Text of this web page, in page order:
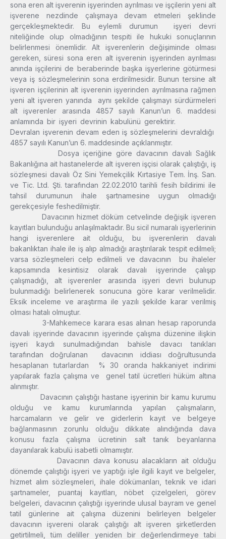
sona eren alt işverenin işyerinden ayrılması ve işçilerin yeni alt
işverene nezdinde çalışmaya devam etmeleri şeklinde
gerçekleşmektedir. Bu eylemli durumun işyeri devri
niteliğinde olup olmadığının tespiti ile hukuki sonuçlarının
belirlenmesi önemlidir. Alt işverenlerin değişiminde olması
gereken, süresi sona eren alt işverenin işyerinden ayrılması
anında işçilerini de beraberinde başka işyerlerine götürmesi
veya iş sözleşmelerinin sona erdirilmesidir. Bunun tersine alt
işveren işçilerinin alt işverenin işyerinden ayrılmasına rağmen
yeni alt işveren yanında aynı şekilde çalışmayı sürdürmeleri
alt işverenler arasında 4857 sayılı Kanun’un 6. maddesi
anlamında bir işyeri devrinin kabulünü gerektirir.
Devralan işverenin devam eden iş sözleşmelerini devraldığı
4857 sayılı Kanun’un 6. maddesinde açıklanmıştır.
Dosya içeriğine göre davacının davalı Sağlık
Bakanlığına ait hastanelerde alt işveren işçisi olarak çalıştığı, iş
sözleşmesi davalı Öz Sini Yemekçilik Kırtasiye Tem. İnş. San.
ve Tic. Ltd. Şti. tarafından 22.02.2010 tarihli fesih bildirimi ile
tahsil durumunun ihale şartnamesine uygun olmadığı
gerekçesiyle feshedilmiştir.
Davacının hizmet döküm cetvelinde değişik işveren
kayıtları bulunduğu anlaşılmaktadır. Bu sicil numaralı işyerlerinin
hangi işverenlere ait olduğu, bu işverenlerin davalı
bakanlıktan ihale ile iş alıp almadığı araştırılarak tespit edilmeli;
varsa sözleşmeleri celp edilmeli ve davacının bu ihaleler
kapsamında kesintisiz olarak davalı işyerinde çalışıp
çalışmadığı, alt işverenler arasında işyeri devri bulunup
bulunmadığı belirlenerek sonucuna göre karar verilmelidir.
Eksik inceleme ve araştırma ile yazılı şekilde karar verilmiş
olması hatalı olmuştur.
3-Mahkemece karara esas alınan hesap raporunda
davalı işyerinde davacının işyerinde çalışma düzenine ilişkin
işyeri kaydı sunulmadığından bahisle davacı tanıkları
tarafından doğrulanan davacının iddiası doğrultusunda
hesaplanan tutarlardan % 30 oranda hakkaniyet indirimi
yapılarak fazla çalışma ve genel tatil ücretleri hüküm altına
alınmıştır.
Davacının çalıştığı hastane işyerinin bir kamu kurumu
olduğu ve kamu kurumlarında yapılan çalışmaların,
harcamaların ve gelir ve giderlerin kayıt ve belgeye
bağlanmasının zorunlu olduğu dikkate alındığında dava
konusu fazla çalışma ücretinin salt tanık beyanlarına
dayanılarak kabulü isabetli olmamıştır.
Davacının dava konusu alacakların ait olduğu
dönemde çalıştığı işyeri ve yaptığı işle ilgili kayıt ve belgeler,
hizmet alım sözleşmeleri, ihale dökümanları, teknik ve idari
şartnameler, puantaj kayıtları, nöbet çizelgeleri, görev
belgeleri, davacının çalıştığı işyerinde ulusal bayram ve genel
tatil günlerine ait çalışma düzenini belirleyen belgeler
davacının işvereni olarak çalıştığı alt işveren şirketlerden
getirtilmeli, tüm deliller yeniden bir değerlendirmeye tabi